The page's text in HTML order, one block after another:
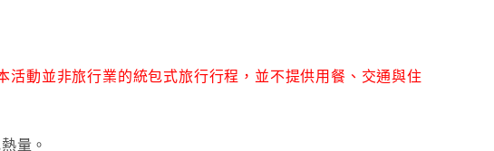
動並非旅行業的統包式旅行行程，並不提供用餐、交通與住
量。